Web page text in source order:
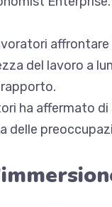
affrontare
del lavoro a
ha affermato
delle